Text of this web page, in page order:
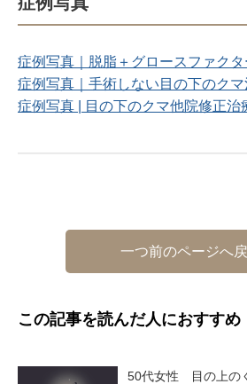
症例写真｜脱脂＋グロースファクタ
症例写真｜手術しない目の下のクマ
症例写真 | 目の下のクマ他院修正治
一つ前のページへ
この記事を読んだ人におすすめ
50代女性 目の上の